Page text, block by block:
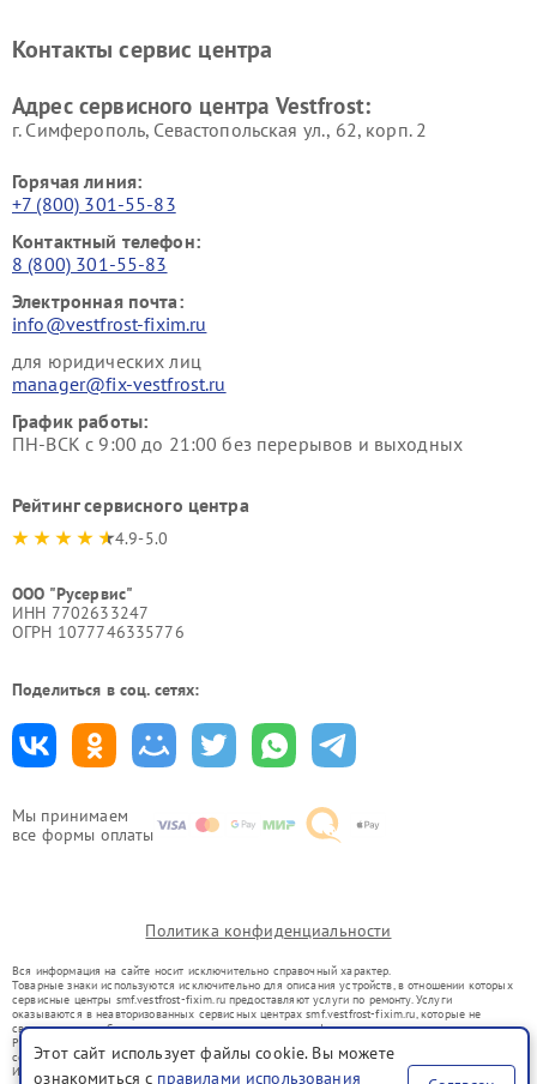
Мы принимаем
все формы оплаты
Vestfrost
Контакты сервис центра
Адрес сервисного центра Vestfrost:
г. Симферополь, Севастопольская ул., 62, корп. 2
Горячая линия:
+7 (800) 301-55-83
Контактный телефон:
8 (800) 301-55-83
Электронная почта:
info@vestfrost-fixim.ru
для юридических лиц
manager@fix-vestfrost.ru
График работы:
ПН-ВСК с 9:00 до 21:00 без перерывов и выходных
Рейтинг сервисного центра
4.9-5.0
ООО "Русервис"
ИНН 7702633247
ОГРН 1077746335776
Поделиться в соц. сетях:
Политика конфиденциальности
Вся информация на сайте носит исключительно справочный характер.
Товарные знаки используются исключительно для описания устройств, в отношении которых
сервисные центры smf.vestfrost-fixim.ru предоставляют услуги по ремонту. Услуги
оказываются в неавторизованных сервисных центрах smf.vestfrost-fixim.ru, которые не
связаны с правообладателями товарных знаков или их официальными представителями.
Ремонт осуществляется для устройств, уже введенных в гражданский оборот в соответствии
со статьей 1487 ГК РФ.
Использование товарных знаков не преследует цели индивидуализации услуг или введения
Этот сайт использует файлы cookie. Вы можете
ознакомиться с правилами использования